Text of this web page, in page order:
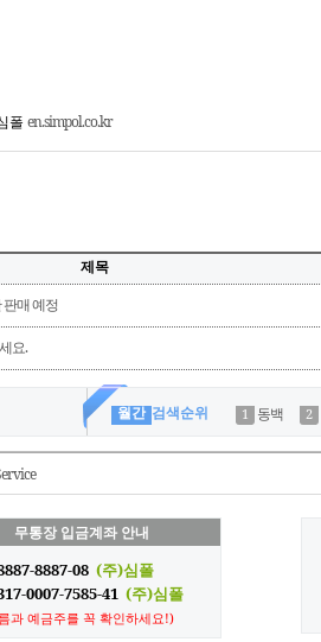
폴 en.simpol.co.kr
제목
판매 예정
요.
월간 검색순위 동백
무통장 입금계좌 안내
8887-08 (주)심폴
0007-7585-41 (주)심폴
과 예금주를 꼭 확인하세요!)